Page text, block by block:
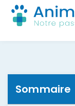
Sommaire